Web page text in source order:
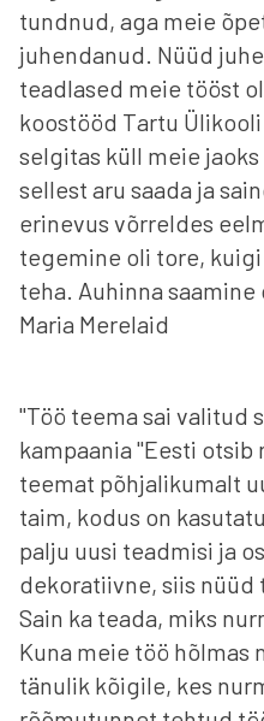
tundnud, aga meie
juhendanud. Nüüd
teadlased meie tööst
koostööd Tartu
selgitas küll meie
sellest aru saada ja
erinevus võrreldes
tegemine oli tore,
teha. Auhinna
Maria Merelaid
"Töö teema sai valitud
kampaania "Eesti
teemat põhjalikumalt
taim, kodus on
palju uusi teadmisi ja
dekoratiivne, siis nüüd
Sain ka teada, miks
Kuna meie töö hõlmas
tänulik kõigile, kes